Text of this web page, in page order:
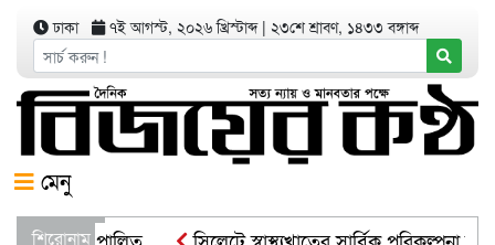
ঢাকা ৭ই আগস্ট, ২০২৬ খ্রিস্টাব্দ| ২৩শে শ্রাবণ, ১৪৩৩ বঙ্গাব্দ
মেনু
শিরোনাম